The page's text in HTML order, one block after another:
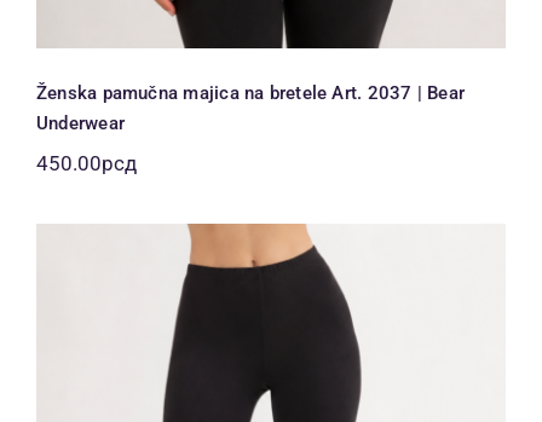
Ženska pamučna majica na bretele Art. 2037 | Bear
Underwear
450.00рсд